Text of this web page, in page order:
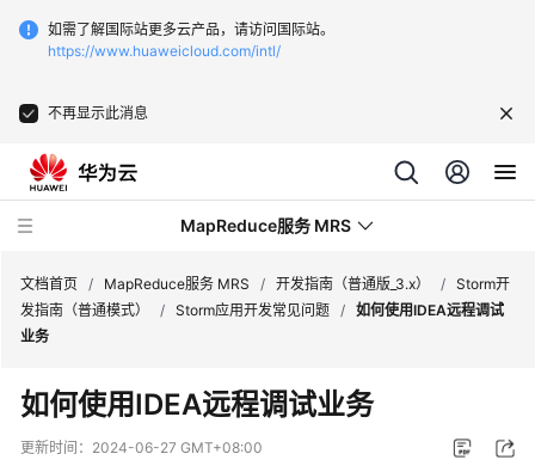
如需了解国际站更多云产品，请访问国际站。
https://www.huaweicloud.com/intl/
不再显示此消息
MapReduce服务 MRS
新
动
态
文档首页 / MapReduce服务 MRS / 开发指南（普通版_3.x） / Storm开
发指南（普通模式）
/ Storm应用开发常见问题 / 如何使用IDEA远程调试
业务
如何使用IDEA远程调试业务
更新时间： 2024-06-27 GMT+08:00